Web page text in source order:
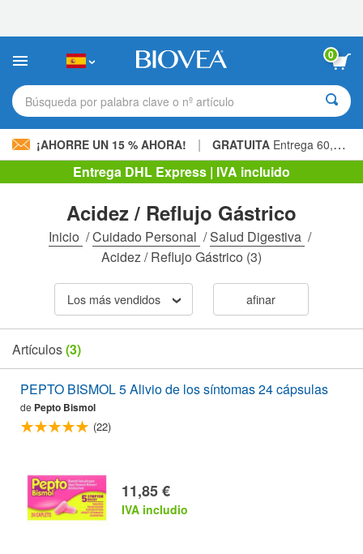
sitio
incluye
sistema
de
0
Búsqueda por palabra clave o nº artículo
¡AHORRE UN 15 % AHORA! | GRATUITA Entrega 60,00 € »
Entrega DHL Express | IVA incluido
Acidez / Reflujo Gástrico
Inicio /Cuidado Personal /Salud Digestiva /
Acidez / Reflujo Gástrico (3)
Los más vendidos afinar
Artículos(3)
PEPTO BISMOL 5 Alivio de los síntomas 24 cápsulas
de Pepto Bismol
(22)
11,85 €
IVA includio